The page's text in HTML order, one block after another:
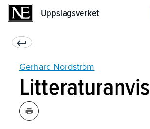
Uppslagsverket
Gerhard Nordström